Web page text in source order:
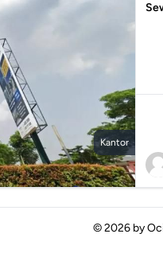
Kantor
© 2026 by